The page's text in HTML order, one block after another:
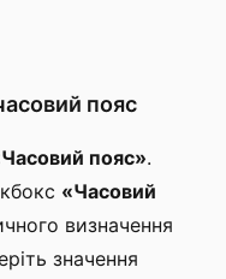
пояс
пояс».
«Часовий
визначення
значення